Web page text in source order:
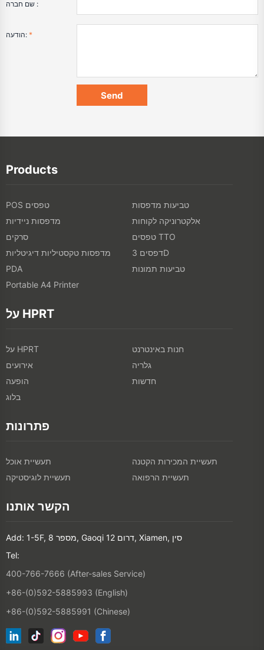
שם חברה :
הודעה: *
Products
POS טפסים
טביעות מדפסות
מדפסות ניידיות
אלקטרוניקה לקוחות
סרקים
טפסים TTO
מדפסות טקסטיליות דיגיטליות
דפסים 3D
PDA
טביעות תמונות
Portable A4 Printer
על HPRT
על HPRT
חנות באינטרנט
אירועים
גלריה
הופעה
חדשות
בלוג
פתרונות
תעשיית אוכל
תעשיית המכירות הקטנה
תעשיית לוגיסטיקה
תעשיית הרפואה
הקשר אותנו
Add: 1-5F, מספר 8, Gaoqi דרום 12, Xiamen, סין
Tel:
400-766-7666 (After-sales Service)
+86-(0)592-5885993 (English)
+86-(0)592-5885991 (Chinese)